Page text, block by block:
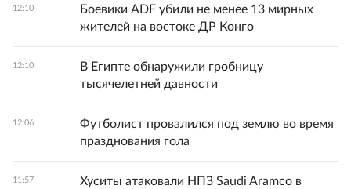
12:10
Боевики ADF убили не менее 13 мирных
жителей на востоке ДР Конго
12:10
В Египте обнаружили гробницу
тысячелетней давности
12:06
Футболист провалился под землю во время
празднования гола
11:57
Хуситы атаковали НПЗ Saudi Aramco в